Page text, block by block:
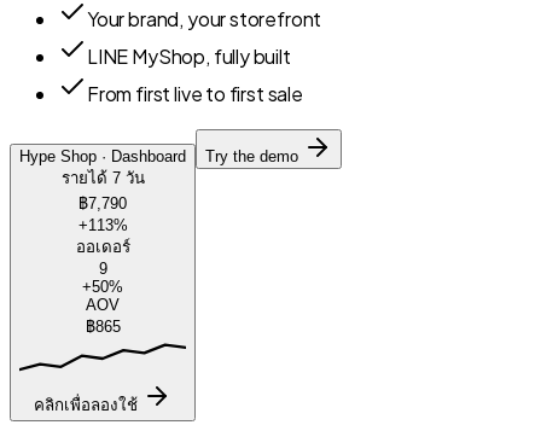
Your brand, your storefront
LINE MyShop, fully built
From first live to first sale
Hype Shop · Dashboard
รายได้ 7 วัน
฿7,790
+113%
ออเดอร์
9
+50%
AOV
฿865
คลิกเพื่อลองใช้
Try the demo
เครื่องมือคำนวณฟรี